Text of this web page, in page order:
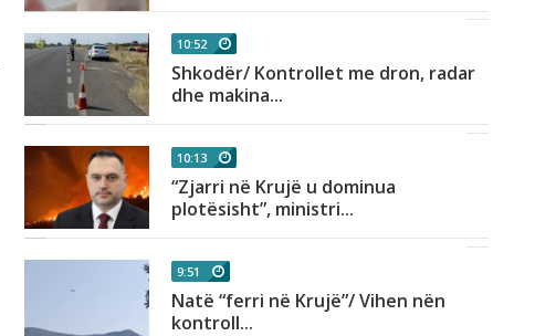
10:52
Shkodër/ Kontrollet me dron, radar
dhe makina...
10:13
“Zjarri në Krujë u dominua
plotësisht”, ministri...
9:51
Natë “ferri në Krujë”/ Vihen nën
kontroll...